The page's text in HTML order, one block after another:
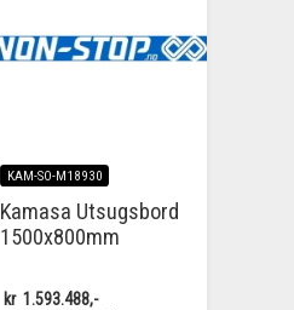
KAM-SO-M18930
Kamasa Utsugsbord
1500x800mm
kr 1.593.488,-